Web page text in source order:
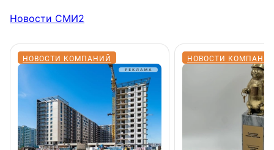
Новости СМИ2
НОВОСТИ КОМПАНИЙ НОВОСТИ